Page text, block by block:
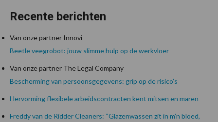
Recente berichten
Van onze partner Innovi
Beetle veegrobot: jouw slimme hulp op de werkvloer
Van onze partner The Legal Company
Bescherming van persoonsgegevens: grip op de risico’s
Hervorming flexibele arbeidscontracten kent mitsen en maren
Freddy van de Ridder Cleaners: “Glazenwassen zit in m’n bloed,